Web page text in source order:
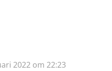
2022 om 22:23